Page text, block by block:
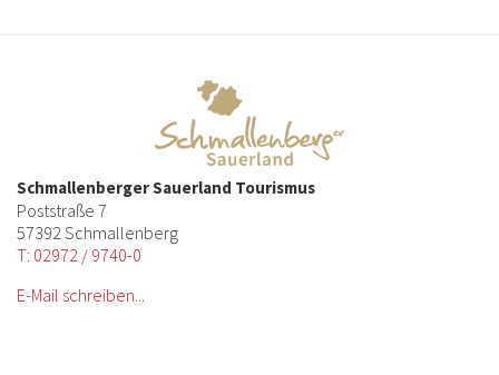
Schmallenberger Sauerland Tourismus
Poststraße 7
57392 Schmallenberg
T: 02972 / 9740-0
E-Mail schreiben...